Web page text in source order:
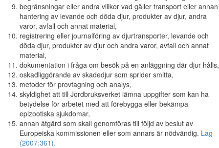
begränsningar eller andra villkor vad gäller transport eller annan
hantering av levande och döda djur, produkter av djur, andra
varor, avfall och annat material,
registrering eller journalföring av djurtransporter, levande och
döda djur, produkter av djur och andra varor, avfall och annat
material,
dokumentation i fråga om besök på en anläggning där djur hålls,
oskadliggörande av skadedjur som sprider smitta,
metoder för provtagning och analys,
skyldighet att till Jordbruksverket lämna uppgifter som kan ha
betydelse för arbetet med att förebygga eller bekämpa
epizootiska sjukdomar,
annan åtgärd som skall genomföras till följd av beslut av
Europeiska kommissionen eller som annars är nödvändig. Lag
(2007:361).